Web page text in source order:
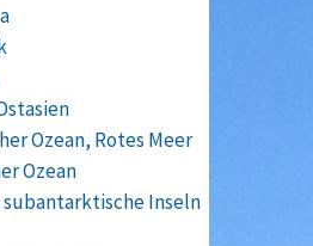
Ozean, Rotes Meer
Ozean
Inseln